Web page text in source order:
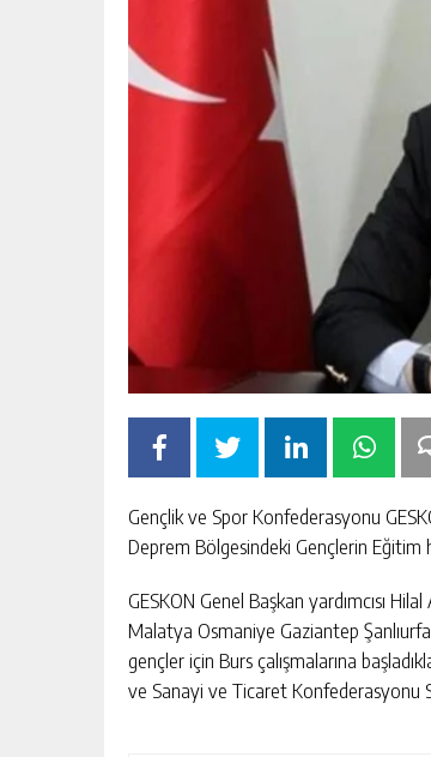
Gençlik ve Spor Konfederasyonu
Deprem Bölgesindeki Gençlerin Eğitim
GESKON Genel Başkan yardımcısı
Malatya Osmaniye Gaziantep
gençler için Burs çalışmalarına
ve Sanayi ve Ticaret Konfederasyonu